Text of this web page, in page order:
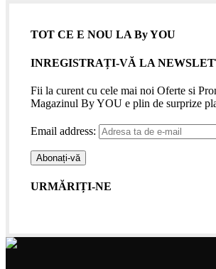
TOT CE E NOU LA By YOU
INREGISTRAȚI-VĂ LA
Fii la curent cu cele mai noi Oferte si
Magazinul By YOU e plin de surprize
Email address:
URMĂRIȚI-NE